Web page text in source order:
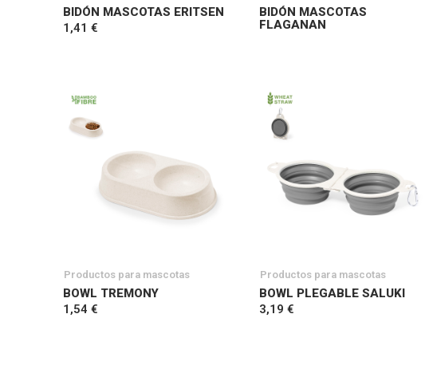
BIDÓN MASCOTAS ERITSEN
1,41 €
BIDÓN MASCOTAS
FLAGANAN
Productos para mascotas
BOWL TREMONY
1,54 €
Productos para mascotas
BOWL PLEGABLE SALUKI
3,19 €